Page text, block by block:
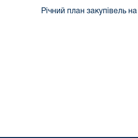
Річний план закупівель